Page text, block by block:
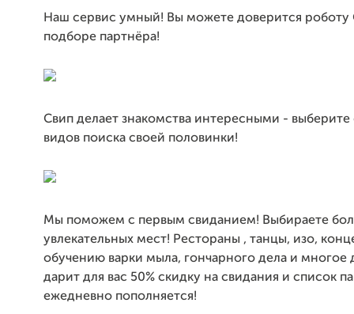
Наш сервис умный! Вы можете доверится роботу
подборе партнёра!
Свип делает знакомства интересными - выберите
видов поиска своей половинки!
Мы поможем с первым свиданием! Выбираете
увлекательных мест! Рестораны , танцы, изо,
обучению варки мыла, гончарного дела и многое
дарит для вас 50% скидку на свидания и список
ежедневно пополняется!